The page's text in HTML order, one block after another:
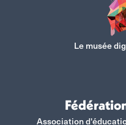
Le musée
Association